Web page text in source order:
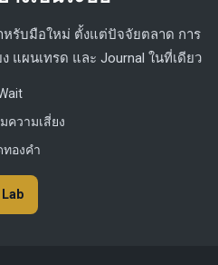
หรับมือใหม่ ตั้งแต่ปัจจัยตลาด การ
แผนเทรด และ Journal ในที่เดียว
ความเสี่ยง
ทองคำ